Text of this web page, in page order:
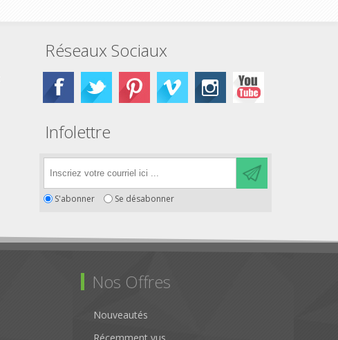
Réseaux Sociaux
Infolettre
S'abonner Se désabonner
Nos Offres
Nouveautés